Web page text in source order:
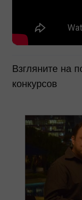
Взгляните на
конкурсов